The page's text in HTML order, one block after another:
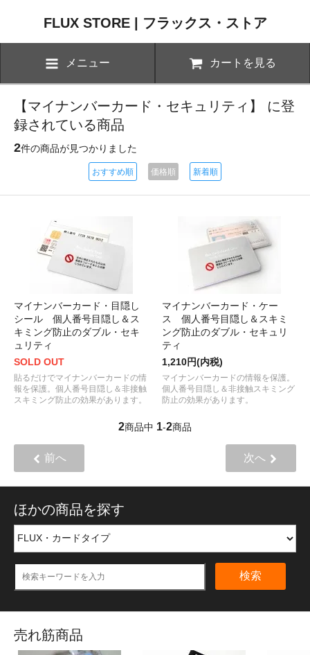
FLUX STORE | フラックス・ストア
メニュー カートを見る
【マイナンバーカード・セキュリティ】 に登
録されている商品
2件の商品が見つかりました
おすすめ順 価格順 新着順
マイナンバーカード・目隠し
シール 個人番号目隠し＆ス
キミング防止のダブル・セキ
ュリティ
SOLD OUT
貼るだけでマイナンバーカードの情
報を保護。個人番号目隠し＆非接触
スキミング防止の効果があります。
マイナンバーカード・ケー
ス 個人番号目隠し＆スキミ
ング防止のダブル・セキュリ
ティ
1,210円(内税)
マイナンバーカードの情報を保護。
個人番号目隠し＆非接触スキミング
防止の効果があります。
2商品中 1-2商品
前へ 次へ
ほかの商品を探す
検索
売れ筋商品